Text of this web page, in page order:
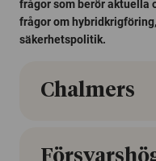
frågor som berör aktuella
frågor om
säkerhetspolitik.
Chalmers